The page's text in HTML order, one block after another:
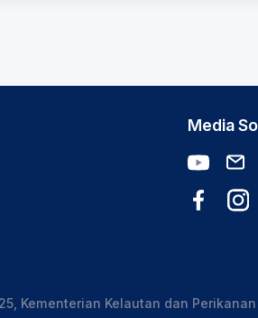
Media
Kementerian Kelautan dan